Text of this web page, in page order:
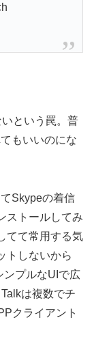
という罠。普
もいいのにな
Skypeの着信
ストールしてみ
てて常用する気
トしないから
ンプルなUIで広
は複数でチ
クライアント